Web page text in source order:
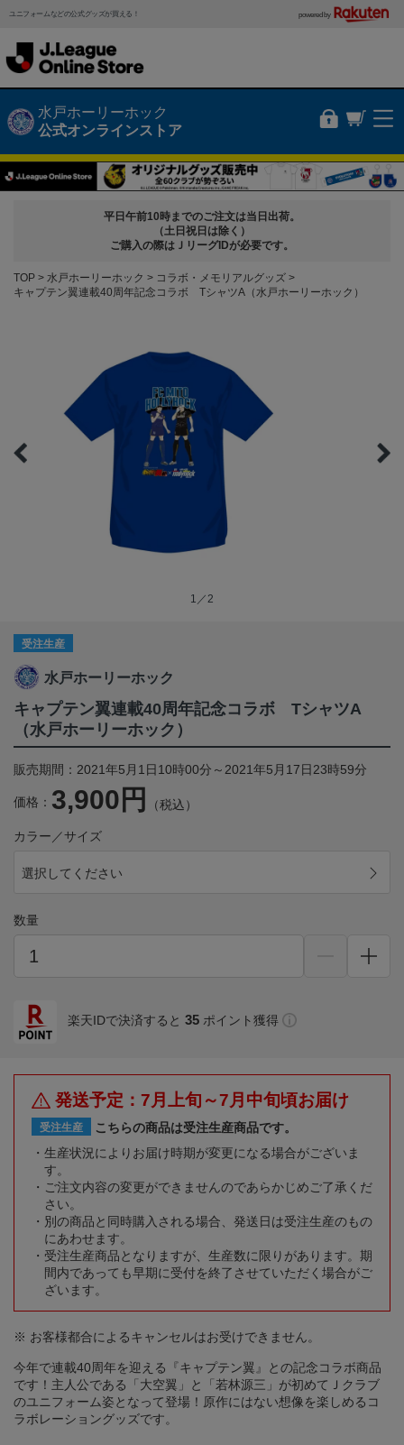
ユニフォームなどの公式グッズが買える！ powered by
水戸ホーリーホック
公式オンラインストア
平日午前10時までのご注文は当日出荷。
（土日祝日は除く）
ご購入の際はＪリーグIDが必要です。
TOP 水戸ホーリーホック
コラボ・メモリアルグッズ
キャプテン翼連載40周年記念コラボ TシャツA（水戸ホーリーホック）
1／2
受注生産
水戸ホーリーホック
キャプテン翼連載40周年記念コラボ TシャツA
（水戸ホーリーホック）
販売期間：2021年5月1日10時00分～2021年5月17日23時59分
価格： 3,900円 （税込）
カラー／サイズ
選択してください
数量
楽天IDで決済すると 35 ポイント獲得
発送予定：7月上旬～7月中旬頃お届け
受注生産
こちらの商品は受注生産商品です。
生産状況によりお届け時期が変更になる場合がございま
す。
ご注文内容の変更ができませんのであらかじめご了承くだ
さい。
別の商品と同時購入される場合、発送日は受注生産のもの
にあわせます。
受注生産商品となりますが、生産数に限りがあります。期
間内であっても早期に受付を終了させていただく場合がご
ざいます。
※ お客様都合によるキャンセルはお受けできません。
今年で連載40周年を迎える『キャプテン翼』との記念コラボ商品
です！主人公である「大空翼」と「若林源三」が初めてＪクラブ
のユニフォーム姿となって登場！原作にはない想像を楽しめるコ
ラボレーショングッズです。